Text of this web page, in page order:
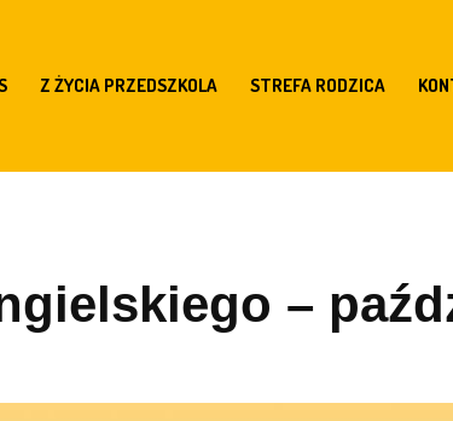
Z ŻYCIA PRZEDSZKOLA STREFA RODZICA
–